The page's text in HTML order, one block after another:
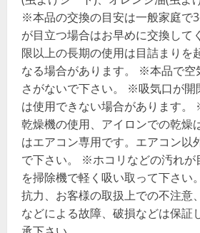
※本品の交換の目安は一般家庭で
が目立つ場合はお早めに交換し
限以上の長期の使用は目詰まりを
なる場合があります。 ※本品で空
さがないで下さい。 ※吸気口が開
は使用できない場合があります。
乾燥機の使用、アイロンでの乾
はエアコン専用です。エアコン以
で下さい。 ※ホコリなどの汚れが
を掃除機で軽く吸い取って下さ
抗力、お客様の取扱上での不注意
などによる故障、破損などは保証